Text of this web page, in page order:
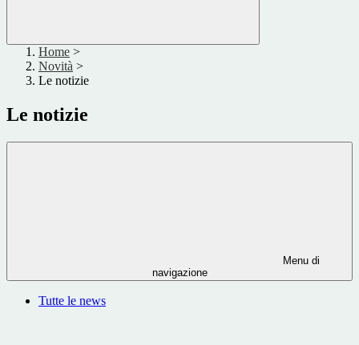
Home >
Novità >
Le notizie
Le notizie
Menu di
navigazione
Tutte le news